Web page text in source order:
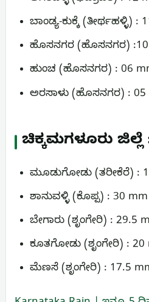
ಬಾಂಡ್ಯ-ಕುಕ್ಕೆ (ತೀರ್ಥಹಳ್ಳಿ) :
ಹೊಸನಗರ (ಹೊಸನಗರ) :10
ಹುಂಚ (ಹೊಸನಗರ) : 06
ಅರಸಾಳು (ಹೊಸನಗರ) : 05
ಚಿಕ್ಕಮಗಳೂರು ಜಿಲ್ಲೆ
ಮೂಡುಗೋಡು (ತರೀಕೆರೆ) :
ಶಾನುವಳ್ಳಿ (ಕೊಪ್ಪ) : 30 mm
ಬೇಗಾರು (ಶೃಂಗೇರಿ) : 29.5
ಕೂತಗೋಡು (ಶೃಂಗೇರಿ) : 20
ಮೆಣಸೆ (ಶೃಂಗೇರಿ) : 17.5